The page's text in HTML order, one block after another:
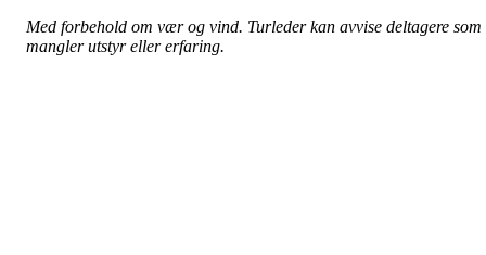
Med forbehold om vær og vind. Turleder kan avvise deltagere som
mangler utstyr eller erfaring.